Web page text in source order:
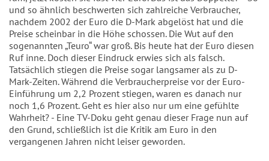
und so ähnlich beschwerten sich zahlreiche Verbraucher,
nachdem 2002 der Euro die D-Mark abgelöst hat und die
Preise scheinbar in die Höhe schossen. Die Wut auf den
sogenannten „Teuro“ war groß. Bis heute hat der Euro diesen
Ruf inne. Doch dieser Eindruck erwies sich als falsch.
Tatsächlich stiegen die Preise sogar langsamer als zu D-
Mark-Zeiten. Während die Verbraucherpreise vor der Euro-
Einführung um 2,2 Prozent stiegen, waren es danach nur
noch 1,6 Prozent. Geht es hier also nur um eine gefühlte
Wahrheit? - Eine TV-Doku geht genau dieser Frage nun auf
den Grund, schließlich ist die Kritik am Euro in den
vergangenen Jahren nicht leiser geworden.